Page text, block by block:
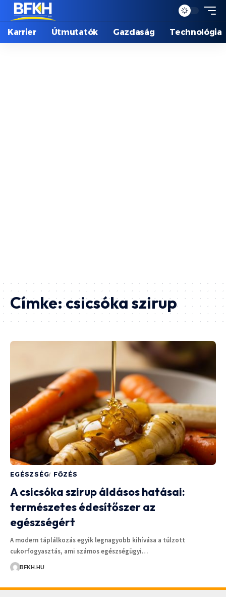
Karrier Útmutatók Gazdaság Technológia
Címke:csicsóka szirup
EGÉSZSÉG FŐZÉS
A csicsóka szirup áldásos hatásai:
természetes édesítőszer az
egészségért
A modern táplálkozás egyik legnagyobb kihívása a túlzott
cukorfogyasztás, ami számos egészségügyi…
BFKH.HU